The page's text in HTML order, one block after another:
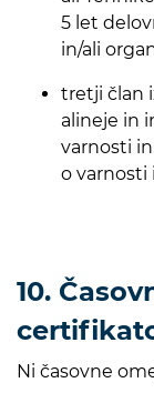
5 let
in/ali
tretji član
alineje in
varnosti
o varnosti
10.
Ni časovne